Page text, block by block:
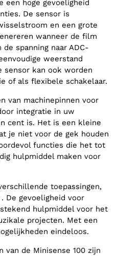
een hoge gevoeligheid
De sensor is
en een grote
wanneer de film
spanning naar ADC-
weerstand
sensor kan ook worden
of als flexibele schakelaar.
van machinepinnen voor
integratie in uw
cent is. Het is een kleine
je niet voor de gek houden
functies die het tot
hulpmiddel maken voor
toepassingen,
De gevoeligheid voor
hulpmiddel voor het
projecten. Met een
eindeloos.
van de Minisense 100 zijn